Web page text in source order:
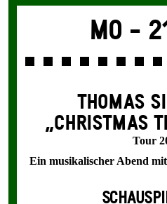
Mo -
THOMAS
„CHRISTMAS
Tour
Ein musikalischer Abend